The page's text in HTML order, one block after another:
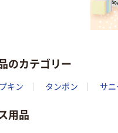
のカテゴリー
キン タンポン サ
用品